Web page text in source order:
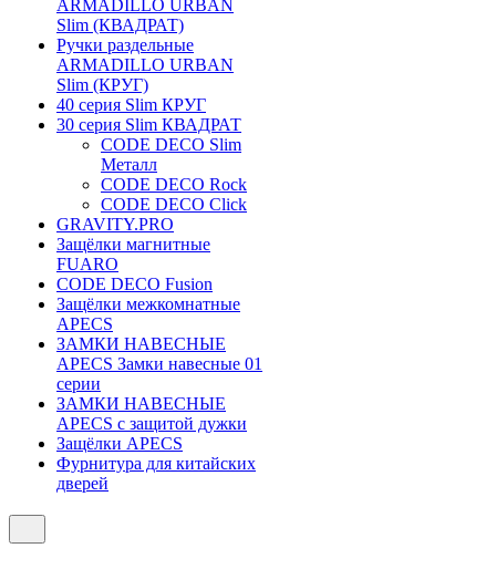
ARMADILLO URBAN
Slim (КВАДРАТ)
Ручки раздельные
ARMADILLO URBAN
Slim (КРУГ)
40 серия Slim КРУГ
30 серия Slim КВАДРАТ
CODE DECO Slim
Металл
CODE DECO Rock
CODE DECO Click
GRAVITY.PRO
Защёлки магнитные
FUARO
CODE DECO Fusion
Защёлки межкомнатные
APECS
ЗАМКИ НАВЕСНЫЕ
APECS Замки навесные 01
серии
ЗАМКИ НАВЕСНЫЕ
APECS с защитой дужки
Защёлки APECS
Фурнитура для китайских
дверей